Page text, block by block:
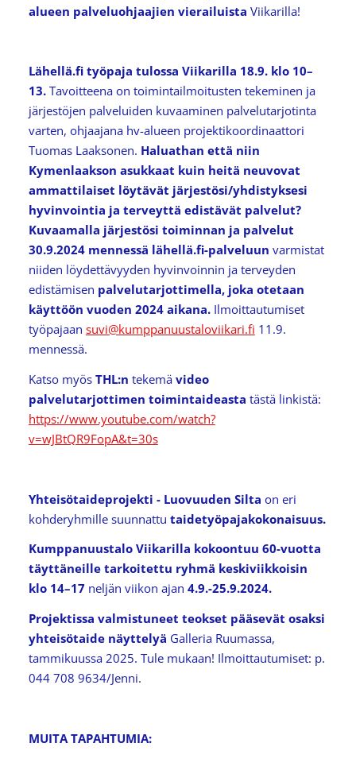
alueen palveluohjaajien vierailuista Viikarilla!
Lähellä.fi työpaja tulossa Viikarilla 18.9. klo 10–
13.Tavoitteena on toimintailmoitusten tekeminen ja
järjestöjen palveluiden kuvaaminen palvelutarjotinta
varten, ohjaajana hv-alueen projektikoordinaattori
Tuomas Laaksonen. Haluathan että niin
Kymenlaakson asukkaat kuin heitä neuvovat
ammattilaiset löytävät järjestösi/yhdistyksesi
hyvinvointia ja terveyttä edistävät palvelut?
Kuvaamalla järjestösi toiminnan ja palvelut
30.9.2024 mennessä lähellä.fi-palveluun varmistat
niiden löydettävyyden hyvinvoinnin ja terveyden
edistämisen palvelutarjottimella, joka otetaan
käyttöön vuoden 2024 aikana. Ilmoittautumiset
työpajaan suvi@kumppanuustaloviikari.fi 11.9.
mennessä.
Katso myösTHL:n tekemävideo
palvelutarjottimen toimintaideasta tästä linkistä:
https://www.youtube.com/watch?
v=wJBtQR9FopA&t=30s
Yhteisötaideprojekti - Luovuuden Silta on eri
kohderyhmille suunnattu taidetyöpajakokonaisuus.
Kumppanuustalo Viikarilla kokoontuu 60-vuotta
täyttäneille tarkoitettu ryhmä keskiviikkoisin
klo 14–17 neljän viikon ajan 4.9.-25.9.2024.
Projektissa valmistuneet teokset pääsevät osaksi
yhteisötaide näyttelyä Galleria Ruumassa,
tammikuussa 2025. Tule mukaan! Ilmoittautumiset: p.
044 708 9634/Jenni.
MUITA TAPAHTUMIA: